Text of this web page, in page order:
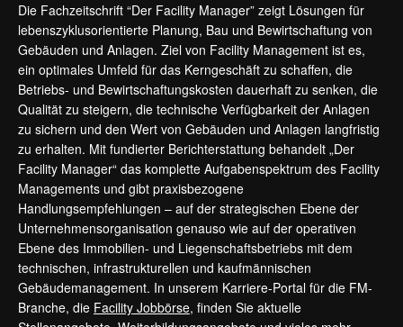
Die Fachzeitschrift “Der Facility Manager” zeigt Lösungen für
lebenszyklusorientierte Planung, Bau und Bewirtschaftung von
Gebäuden und Anlagen. Ziel von Facility Management ist es,
ein optimales Umfeld für das Kerngeschäft zu schaffen, die
Betriebs- und Bewirtschaftungskosten dauerhaft zu senken, die
Qualität zu steigern, die technische Verfügbarkeit der Anlagen
zu sichern und den Wert von Gebäuden und Anlagen langfristig
zu erhalten. Mit fundierter Berichterstattung behandelt „Der
Facility Manager“ das komplette Aufgabenspektrum des Facility
Managements und gibt praxisbezogene
Handlungsempfehlungen – auf der strategischen Ebene der
Unternehmensorganisation genauso wie auf der operativen
Ebene des Immobilien- und Liegenschaftsbetriebs mit dem
technischen, infrastrukturellen und kaufmännischen
Gebäudemanagement. In unserem Karriere-Portal für die FM-
Branche, die Facility Jobbörse, finden Sie aktuelle